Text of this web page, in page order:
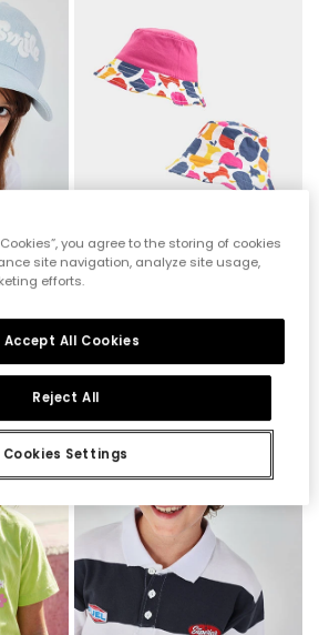
15,95 €
-60%
you agree to the storing of cookies
site navigation, analyze site usage,
efforts.
Cookies Settings
Reject All
Accept All Cookies